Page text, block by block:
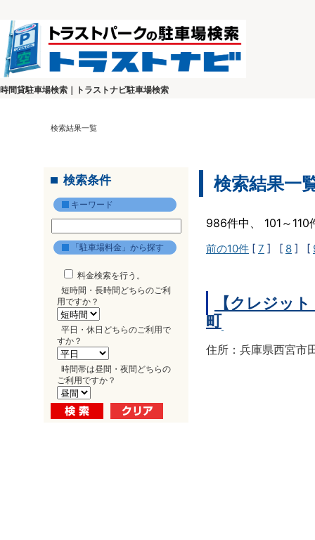
時間貸駐車場検索｜トラストナビ駐車場検索
検索結果一覧
検索条件
キーワード
「駐車場料金」から探す
料金検索を行う。
短時間・長時間どちらのご利
用ですか？
平日・休日どちらのご利用で
すか？
時間帯は昼間・夜間どちらの
ご利用ですか？
検索結果一
986件中、 101～
前の10件 [ 7 ] [ 8 ] [
【クレジッ
町
住所：兵庫県西宮市